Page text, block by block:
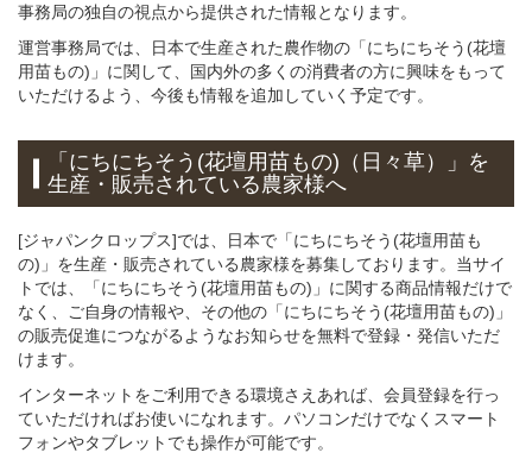
事務局の独自の視点から提供された情報となります。
運営事務局では、日本で生産された農作物の「にちにちそう(花壇
用苗もの)」に関して、国内外の多くの消費者の方に興味をもって
いただけるよう、今後も情報を追加していく予定です。
「にちにちそう(花壇用苗もの)（日々草）」 を
生産・販売されている 農家様へ
[ジャパンクロップス]では、日本で「にちにちそう(花壇用苗も
の)」を生産・販売されている農家様を募集しております。当サイ
トでは、「にちにちそう(花壇用苗もの)」に関する商品情報だけで
なく、ご自身の情報や、その他の「にちにちそう(花壇用苗もの)」
の販売促進につながるようなお知らせを無料で登録・発信いただ
けます。
インターネットをご利用できる環境さえあれば、会員登録を行っ
ていただければお使いになれます。パソコンだけでなくスマート
フォンやタブレットでも操作が可能です。